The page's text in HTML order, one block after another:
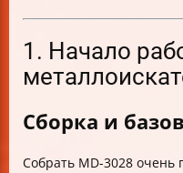
1. Начало
Сборка и
Собрать MD-3028 очень